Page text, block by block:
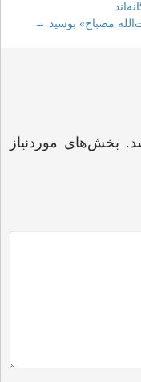
مصباح» بوسید →
بخش‌های موردنیاز